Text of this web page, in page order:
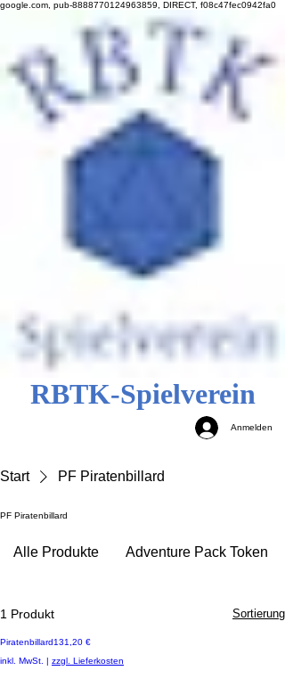
google.com, pub-8888770124963859, DIRECT, f08c47fec0942fa0
RBTK-Spielverein
Anmelden
Start PF Piratenbillard
PF Piratenbillard
Alle Produkte Adventure Pack Token
1 Produkt Sortierung
PiratenbillardPreis
131,20 €
inkl. MwSt. | zzgl. Lieferkosten